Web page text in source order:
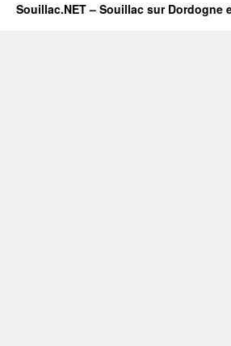
Souillac.NET – Souillac sur Dordogne